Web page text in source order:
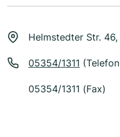
Helmstedter Str.
05354/1311
05354/1311 (Fax)